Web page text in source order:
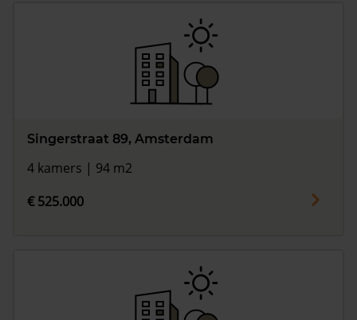
Singerstraat 89, Amsterdam
4 kamers | 94 m2
€ 525.000